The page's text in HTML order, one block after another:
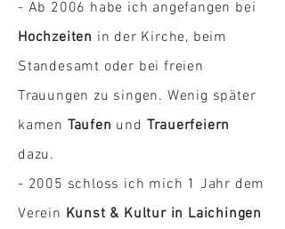
- Ab 2006 habe ich angefangen bei
Hochzeiten in der Kirche, beim
Standesamt oder bei freien
Trauungen zu singen. Wenig später
kamen Taufen und Trauerfeiern
dazu.
- 2005 schloss ich mich 1 Jahr dem
Verein Kunst & Kultur in Laichingen